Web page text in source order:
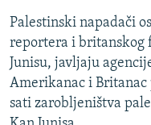
pretragu
VIDEO
FOTOGALERIJE
INFOGRAFIKE
PODCASTI
RAT U UKRAJINI
KINA NA BALKANU
RSE PRIČE IZ SVIJETA
Palestinski napadači
reportera i britanskog
Junisu, javljaju
Amerikanac i
sati zarobljeništva